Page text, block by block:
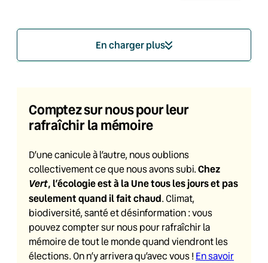
En charger plus
Comptez sur nous pour leur
rafraîchir la mémoire
D’une canicule à l’autre, nous oublions
collectivement ce que nous avons subi.Chez
Vert, l’écologie est à la Une tous les jours et pas
seulement quand il fait chaud. Climat,
biodiversité, santé et désinformation : vous
pouvez compter sur nous pour rafraîchir la
mémoire de tout le monde quand viendront les
élections. On n’y arrivera qu’avec vous ! En savoir